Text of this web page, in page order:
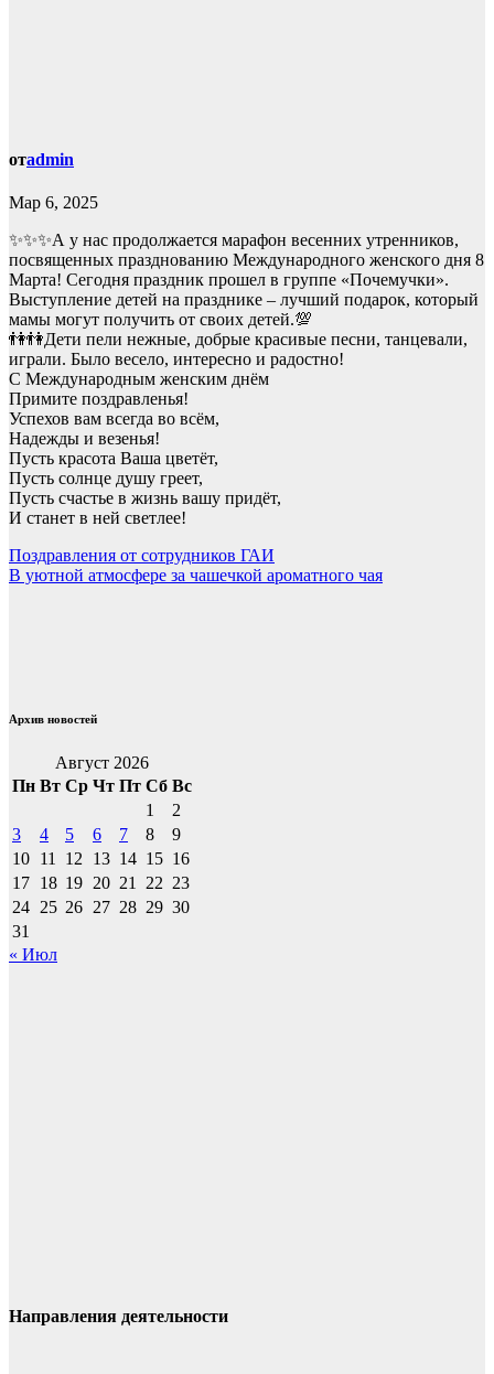
отadmin
Мар 6, 2025
✨✨✨А у нас продолжается марафон весенних утренников,
посвященных празднованию Международного женского дня 8
Марта! Сегодня праздник прошел в группе «Почемучки».
Выступление детей на празднике – лучший подарок, который
мамы могут получить от своих детей.💯
👫👫Дети пели нежные, добрые красивые песни, танцевали,
играли. Было весело, интересно и радостно!
С Международным женским днём
Примите поздравленья!
Успехов вам всегда во всём,
Надежды и везенья!
Пусть красота Ваша цветёт,
Пусть солнце душу греет,
Пусть счастье в жизнь вашу придёт,
И станет в ней светлее!
Навигация
по
Поздравления от сотрудников ГАИ
В уютной атмосфере за чашечкой ароматного чая
Архив новостей
Август 2026
Пн Вт Ср Чт Пт Сб Вс
1
2
3
4 5 6 7 8
9
10 11 12 13 14 15 16
17 18 19 20 21 22 23
24 25 26 27 28 29 30
31
« Июл
Направления деятельности